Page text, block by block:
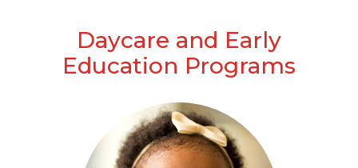
Daycare and Early
Education Programs